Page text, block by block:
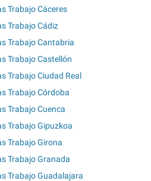
Trabajo Cáceres
Trabajo Cádiz
Trabajo Cantabria
Trabajo Castellón
Trabajo Ciudad Real
Trabajo Córdoba
Trabajo Cuenca
Trabajo Gipuzkoa
Trabajo Girona
Trabajo Granada
Trabajo Guadalajara